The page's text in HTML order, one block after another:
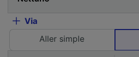
Via
Aller simple